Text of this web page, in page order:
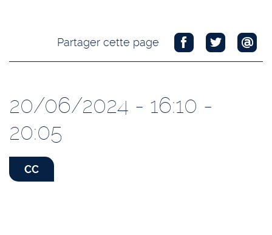
Partager cette page
20/06/2024 - 16:10 -
20:05
CC